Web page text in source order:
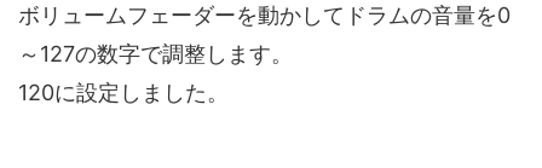
ボリュームフェーダーを動かしてドラムの音量を0
～127の数字で調整します。
120に設定しました。